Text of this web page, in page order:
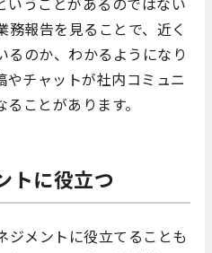
報告を見ることで、近く
るのか、わかるようになり
やチャットが社内コミュニ
ことがあります。
トに役立つ
ジメントに役立てることも